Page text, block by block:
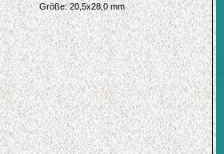
Größe: 20,5x28,0 mm